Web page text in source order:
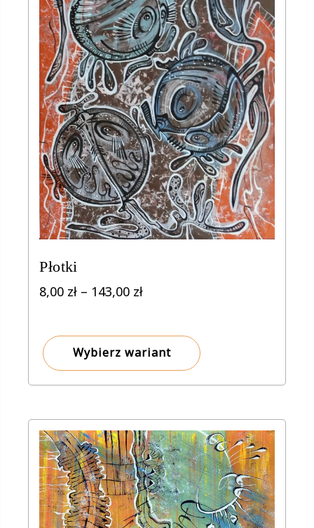
Płotki
8,00 zł – 143,00 złZakres
8,00 zł
do
Wybierz wariant